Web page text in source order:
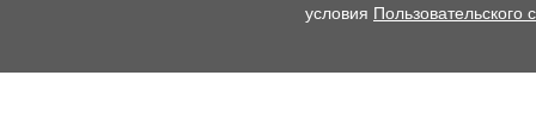
условия Пользовательского